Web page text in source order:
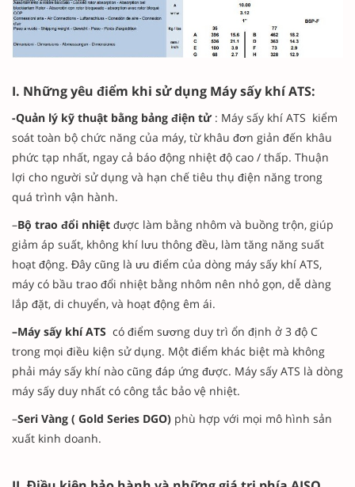
I. Những yêu điểm khi sử dụng Máy sấy khí ATS:
-Quản lý kỹ thuật bằng bảng điện tử: Máy sấy khí ATS kiểm
soát toàn bộ chức năng của máy, từ khâu đơn giản đến khâu
phức tạp nhất, ngay cả báo động nhiệt độ cao / thấp. Thuận
lợi cho người sử dụng và hạn chế tiêu thụ điện năng trong
quá trình vận hành.
–Bộ trao đổi nhiệt được làm bằng nhôm và buồng trộn, giúp
giảm áp suất, không khí lưu thông đều, làm tăng năng suất
hoạt động. Đây cũng là ưu điểm của dòng máy sấy khí ATS,
máy có bầu trao đổi nhiệt bằng nhôm nên nhỏ gọn, dễ dàng
lắp đặt, di chuyển, và hoạt động êm ái.
–Máy sấy khí ATS có điểm sương duy trì ổn định ở 3 độ C
trong mọi điều kiện sử dụng. Một điểm khác biệt mà không
phải máy sấy khí nào cũng đáp ứng được. Máy sấy ATS là dòng
máy sấy duy nhất có công tắc bảo vệ nhiệt.
–Seri Vàng ( Gold Series DGO) phù hợp với mọi mô hình sản
xuất kinh doanh.